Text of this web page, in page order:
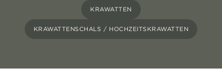
KRAWATTEN
KRAWATTENSCHALS / HOCHZEITSKRAWATTEN